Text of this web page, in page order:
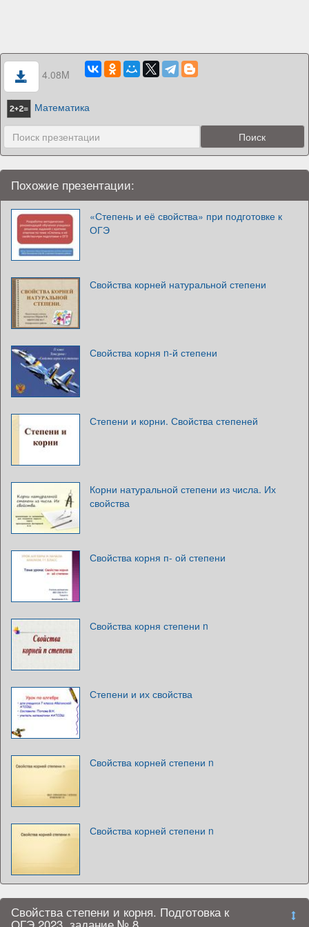
4.08M
Математика
Похожие презентации:
«Степень и её свойства» при подготовке к
ОГЭ
Свойства корней натуральной степени
Свойства корня n-й степени
Степени и корни. Свойства степеней
Корни натуральной степени из числа. Их
свойства
Свойства корня п- ой степени
Свойства корня степени n
Степени и их свойства
Свойства корней степени n
Свойства корней степени n
Свойства степени и корня. Подготовка к